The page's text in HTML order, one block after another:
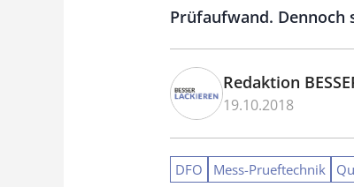
Prüfaufwand. Dennoch
Redaktion
19.10.2018
DFO Mess-Prueftechnik